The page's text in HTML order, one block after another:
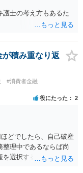
護士の考え方もあるた
積み重なり返
#消費者金融
役にたった 2
どでしたら、自己破産
整理中であるならば尚
を選択する方法もある